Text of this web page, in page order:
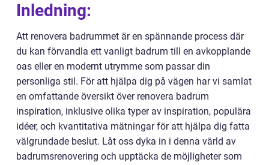
Inledning:
Att renovera badrummet är en spännande process där
du kan förvandla ett vanligt badrum till en avkopplande
oas eller en modernt utrymme som passar din
personliga stil. För att hjälpa dig på vägen har vi samlat
en omfattande översikt över renovera badrum
inspiration, inklusive olika typer av inspiration, populära
idéer, och kvantitativa mätningar för att hjälpa dig fatta
välgrundade beslut. Låt oss dyka in i denna värld av
badrumsrenovering och upptäcka de möjligheter som